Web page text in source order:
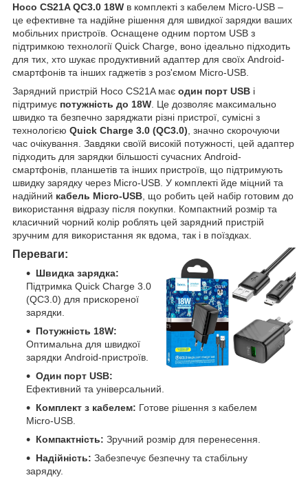
Hoco CS21A QC3.0 18W в комплекті з кабелем Micro-USB –
це ефективне та надійне рішення для швидкої зарядки ваших
мобільних пристроїв. Оснащене одним портом USB з
підтримкою технології Quick Charge, воно ідеально підходить
для тих, хто шукає продуктивний адаптер для своїх Android-
смартфонів та інших гаджетів з роз'ємом Micro-USB.
Зарядний пристрій Hoco CS21A має один порт USB і
підтримує потужність до 18W . Це дозволяє максимально
швидко та безпечно заряджати різні пристрої, сумісні з
технологією Quick Charge 3.0 (QC3.0) , значно скорочуючи
час очікування. Завдяки своїй високій потужності, цей адаптер
підходить для зарядки більшості сучасних Android-
смартфонів, планшетів та інших пристроїв, що підтримують
швидку зарядку через Micro-USB. У комплекті йде міцний та
надійний кабель Micro-USB , що робить цей набір готовим до
використання відразу після покупки. Компактний розмір та
класичний чорний колір роблять цей зарядний пристрій
зручним для використання як вдома, так і в поїздках.
Переваги:
Швидка зарядка:
Підтримка Quick Charge 3.0
(QC3.0) для прискореної
зарядки.
Потужність 18W:
Оптимальна для швидкої
зарядки Android-пристроїв.
Один порт USB:
Ефективний та універсальний.
Комплект з кабелем: Готове рішення з кабелем
Micro-USB.
Компактність: Зручний розмір для перенесення.
Надійність: Забезпечує безпечну та стабільну
зарядку.